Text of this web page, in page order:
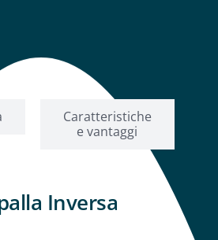
Caratteristiche
e vantaggi
Inversa